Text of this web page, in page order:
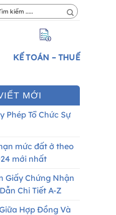
KẾ TOÁN – THUẾ
MỚI
Phép Tổ Chức Sự
mức đất ở theo
mới nhất
Giấy Chứng Nhận
Chi Tiết A-Z
Hợp Đồng Và